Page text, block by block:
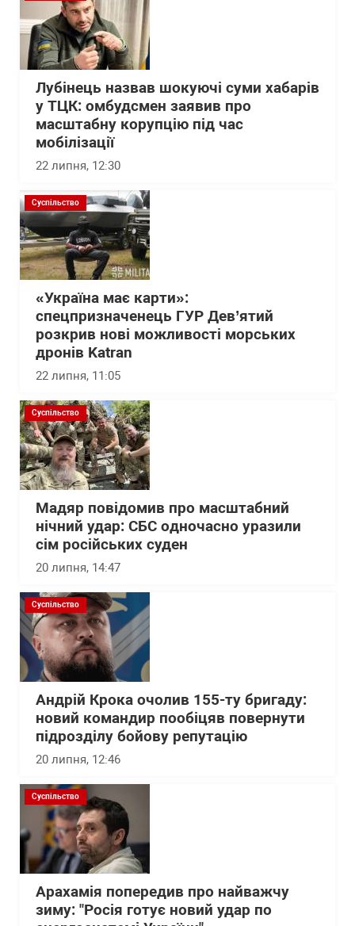
Лубінець назвав шокуючі суми хабарів
у ТЦК: омбудсмен заявив про
масштабну корупцію під час
мобілізації
22 липня, 12:30
Суспільство
«Україна має карти»:
спецпризначенець ГУР Дев’ятий
розкрив нові можливості морських
дронів Katran
22 липня, 11:05
Суспільство
Мадяр повідомив про масштабний
нічний удар: СБС одночасно уразили
сім російських суден
20 липня, 14:47
Суспільство
Андрій Крока очолив 155-ту бригаду:
новий командир пообіцяв повернути
підрозділу бойову репутацію
20 липня, 12:46
Суспільство
Арахамія попередив про найважчу
зиму: "Росія готує новий удар по